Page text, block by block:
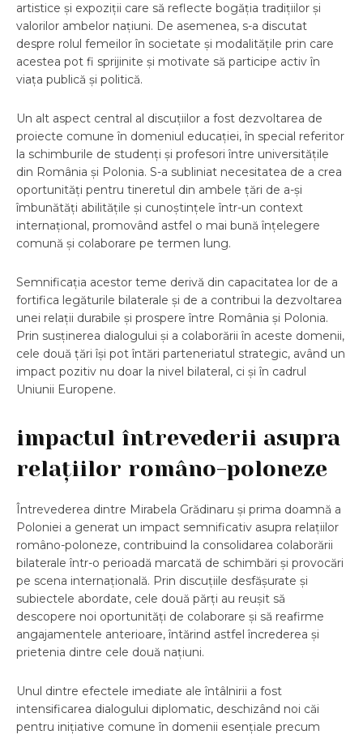
artistice și expoziții care să reflecte bogăția tradițiilor și
valorilor ambelor națiuni. De asemenea, s-a discutat
despre rolul femeilor în societate și modalitățile prin care
acestea pot fi sprijinite și motivate să participe activ în
viața publică și politică.
Un alt aspect central al discuțiilor a fost dezvoltarea de
proiecte comune în domeniul educației, în special referitor
la schimburile de studenți și profesori între universitățile
din România și Polonia. S-a subliniat necesitatea de a crea
oportunități pentru tineretul din ambele țări de a-și
îmbunătăți abilitățile și cunoștințele într-un context
internațional, promovând astfel o mai bună înțelegere
comună și colaborare pe termen lung.
Semnificația acestor teme derivă din capacitatea lor de a
fortifica legăturile bilaterale și de a contribui la dezvoltarea
unei relații durabile și prospere între România și Polonia.
Prin susținerea dialogului și a colaborării în aceste domenii,
cele două țări își pot întări parteneriatul strategic, având un
impact pozitiv nu doar la nivel bilateral, ci și în cadrul
Uniunii Europene.
impactul întrevederii asupra
relațiilor româno-poloneze
Întrevederea dintre Mirabela Grădinaru și prima doamnă a
Poloniei a generat un impact semnificativ asupra relațiilor
româno-poloneze, contribuind la consolidarea colaborării
bilaterale într-o perioadă marcată de schimbări și provocări
pe scena internațională. Prin discuțiile desfășurate și
subiectele abordate, cele două părți au reușit să
descopere noi oportunități de colaborare și să reafirme
angajamentele anterioare, întărind astfel încrederea și
prietenia dintre cele două națiuni.
Unul dintre efectele imediate ale întâlnirii a fost
intensificarea dialogului diplomatic, deschizând noi căi
pentru inițiative comune în domenii esențiale precum